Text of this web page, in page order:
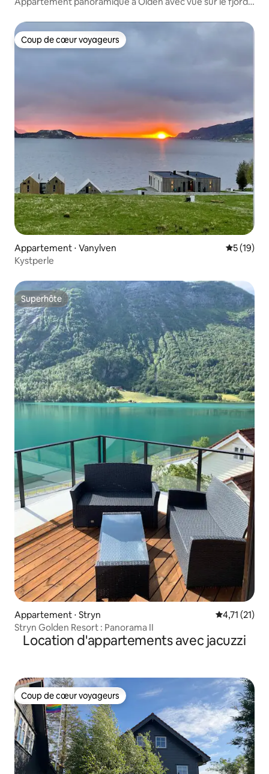
Coup de cœur voyageurs
Coup de cœur voyageurs
Appartement ⋅ Vanylven
5 (19)
Kystperle
Superhôte
Superhôte
Appartement ⋅ Stryn Évaluation
4,71 (21)
Stryn Golden Resort : Panorama II
Location d'appartements avec jacuzzi
Coup de cœur voyageurs
Coup de cœur voyageurs